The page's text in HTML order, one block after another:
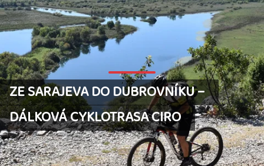
ZE SARAJEVA DO DUBROVNÍKU –
DÁLKOVÁ CYKLOTRASA CIRO
45
fotografií